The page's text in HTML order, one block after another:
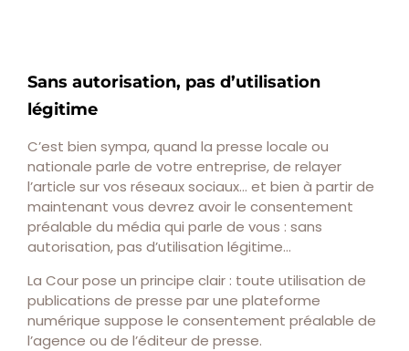
Sans autorisation, pas d’utilisation
légitime
C’est bien sympa, quand la presse locale ou
nationale parle de votre entreprise, de relayer
l’article sur vos réseaux sociaux… et bien à partir de
maintenant vous devrez avoir le consentement
préalable du média qui parle de vous : sans
autorisation, pas d’utilisation légitime…
La Cour pose un principe clair : toute utilisation de
publications de presse par une plateforme
numérique suppose le consentement préalable de
l’agence ou de l’éditeur de presse.